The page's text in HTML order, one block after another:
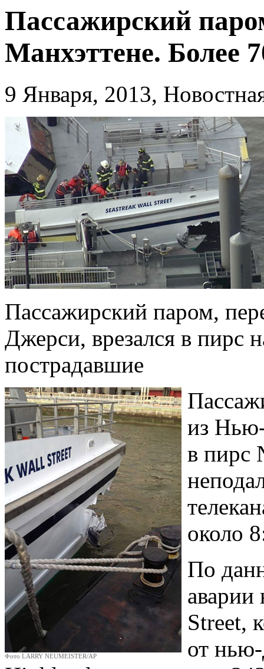
Пассажирский
Манхэттене. Более
9 Января, 2013,
Пассажирский паром,
Джерси, врезался в пирс
пострадавшие
Фото LARRY NEUMEISTER/AP
из
в пирс
около
По
аварии
Street,
от